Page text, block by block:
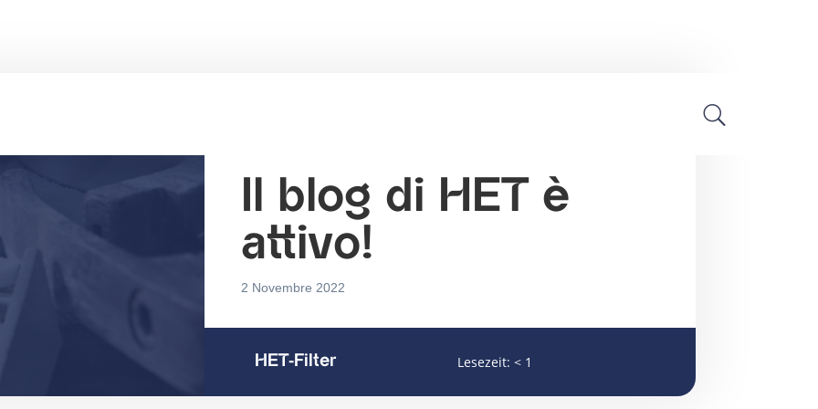
Il blog di HET è
attivo!
2 Novembre 2022
HET-Filter Lesezeit: < 1